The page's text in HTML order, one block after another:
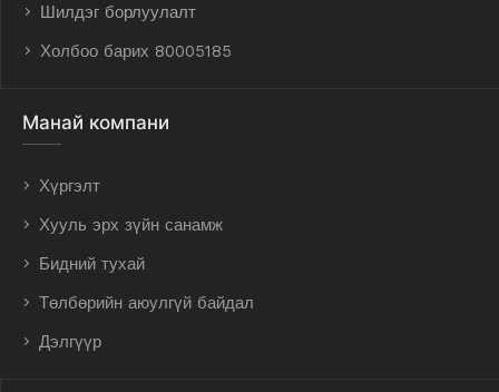
Шилдэг борлуулалт
Холбоо барих 80005185
Манай компани
Хүргэлт
Хууль эрх зүйн санамж
Бидний тухай
Төлбөрийн аюулгүй байдал
Дэлгүүр